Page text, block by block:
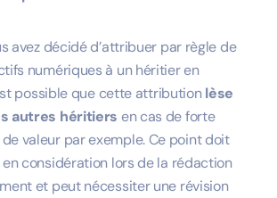
avez décidé d’attribuer par règle de
numériques à un héritier en
possible que cette attributionlèse
autres héritiers en cas de forte
valeur par exemple. Ce point doit
considération lors de la rédaction
et peut nécessiter une révision